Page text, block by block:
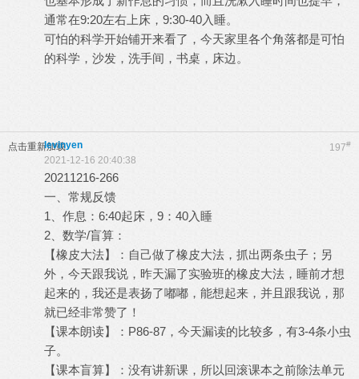
通常在9:20左右上床，9:30-40入睡。
可怕的科学开始铺开来看了，今天家里各个角落都是可怕
的科学，沙发，洗手间，书桌，床边。
点击重新加载 197#
levinyen
2021-12-16 20:40:38
20211216-266
一、常规反馈
1、作息：6:40起床，9：40入睡
2、数学/盲算：
【橡皮大法】：自己做了橡皮大法，抓出两条虫子；另
外，今天跟我说，昨天漏了实验班的橡皮大法，睡前才想
起来的，我还是表扬了嘟嘟，能想起来，并且跟我说，那
就已经非常赞了！
【课本朗读】：P86-87，今天漏读的比较多，有3-4条小虫
子。
【课本盲算】：没有讲新课，所以回滚课本之前除法单元